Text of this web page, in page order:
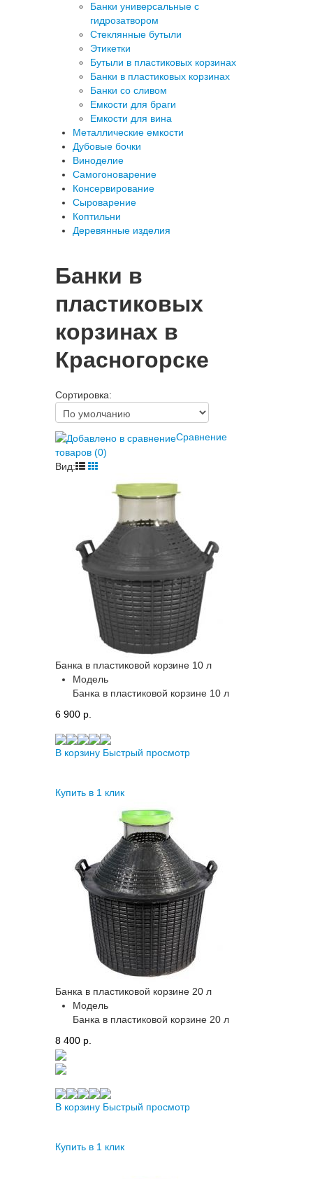
Банки универсальные с
гидрозатвором
Стеклянные бутыли
Этикетки
Бутыли в пластиковых корзинах
Банки в пластиковых корзинах
Банки со сливом
Емкости для браги
Емкости для вина
Металлические емкости
Дубовые бочки
Виноделие
Самогоноварение
Консервирование
Сыроварение
Коптильни
Деревянные изделия
Банки в
пластиковых
корзинах в
Красногорске
Сортировка:
Сравнение
товаров (0)
Вид:
Банка в пластиковой корзине 10 л
Модель
Банка в пластиковой корзине 10 л
6 900 p.
В корзину Быстрый просмотр
Купить в 1 клик
Банка в пластиковой корзине 20 л
Модель
Банка в пластиковой корзине 20 л
8 400 p.
В корзину Быстрый просмотр
Купить в 1 клик